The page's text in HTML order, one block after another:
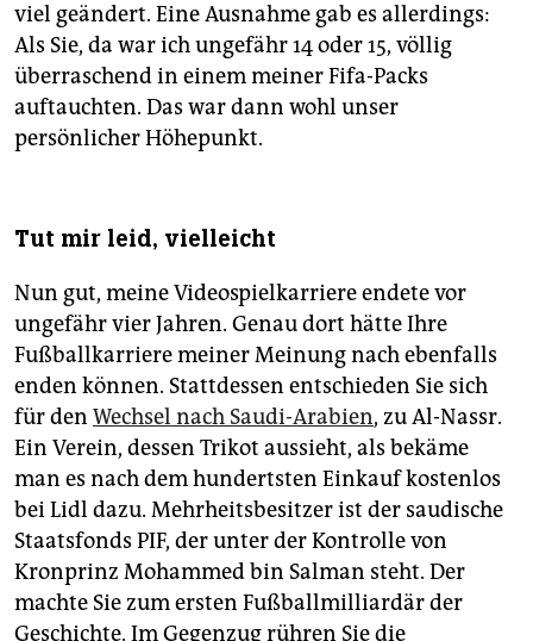
viel geändert. Eine Ausnahme gab es allerdings:
Als Sie, da war ich ungefähr 14 oder 15, völlig
überraschend in einem meiner Fifa-Packs
auftauchten. Das war dann wohl unser
persönlicher Höhepunkt.
Tut mir leid, vielleicht
Nun gut, meine Videospielkarriere endete vor
ungefähr vier Jahren. Genau dort hätte Ihre
Fußballkarriere meiner Meinung nach ebenfalls
enden können. Stattdessen entschieden Sie sich
für den Wechsel nach Saudi-Arabien, zu Al-Nassr.
Ein Verein, dessen Trikot aussieht, als bekäme
man es nach dem hundertsten Einkauf kostenlos
bei Lidl dazu. Mehrheitsbesitzer ist der saudische
Staatsfonds PIF, der unter der Kontrolle von
Kronprinz Mohammed bin Salman steht. Der
machte Sie zum ersten Fußballmilliardär der
Geschichte. Im Gegenzug rühren Sie die